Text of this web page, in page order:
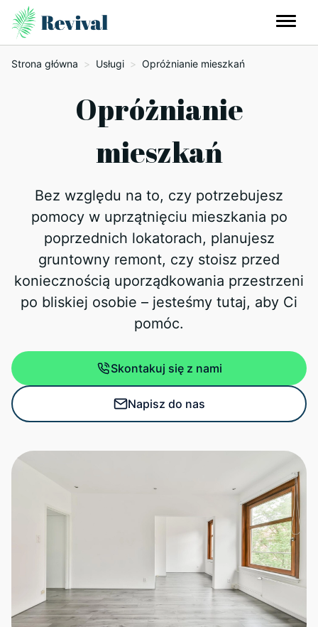
Strona główna > Usługi > Opróżnianie mieszkań
Opróżnianie
mieszkań
Bez względu na to, czy potrzebujesz
pomocy w uprzątnięciu mieszkania po
poprzednich lokatorach, planujesz
gruntowny remont, czy stoisz przed
koniecznością uporządkowania przestrzeni
po bliskiej osobie – jesteśmy tutaj, aby Ci
pomóc.
Skontakuj się z nami
Napisz do nas